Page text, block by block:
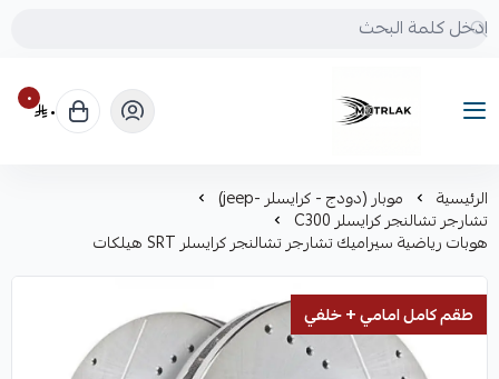
Motrlak
٠ ٠
الرئيسية موبار (دودج - كرايسلر -jeep)
تشارجر تشالنجر كرايسلر C300
هوبات رياضية سيراميك تشارجر تشالنجر كرايسلر SRT هيلكات
طقم كامل امامي + خلفي